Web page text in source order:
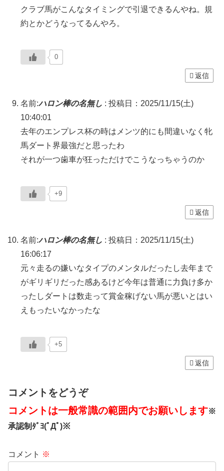
クラブ馬がこんなタイミングで引退できるんやね。規
約とかどうなってるんやろ。
0
返信
名前:ハロン棒の名無し : 投稿日：2025/11/15(土)
10:40:01
去年のエンプレス杯の時はメンツ的にも間違いなく牝
馬ダート界最強だと思ったわ
それが一つ歯車が狂っただけでこうなっちゃうのか
+9
返信
名前:ハロン棒の名無し : 投稿日：2025/11/15(土)
16:06:17
元々走るの嫌いなタイプのメンタルだったし去年まで
がギリギリだった感あるけど今年は普通に力負け多か
ったしダートは数走って賞金稼げない馬が悪いとはい
えもったいなかったな
+5
返信
コメントをどうぞ
コメントは一般常識の範囲内でお願いします※
承認制ﾀﾞﾖ(ﾟДﾟ)※
コメント ※